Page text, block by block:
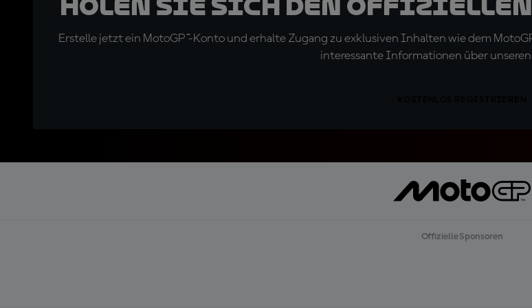
Holen Sie sich den offiziellen
Erstelle jetzt ein MotoGP™-Konto und erhalte Zugang zu exklusiven Inhalten wie dem
interessante Informationen über
Offizielle Sponsoren